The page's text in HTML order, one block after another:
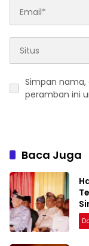
Simpan nama,
peramban ini
Baca Juga